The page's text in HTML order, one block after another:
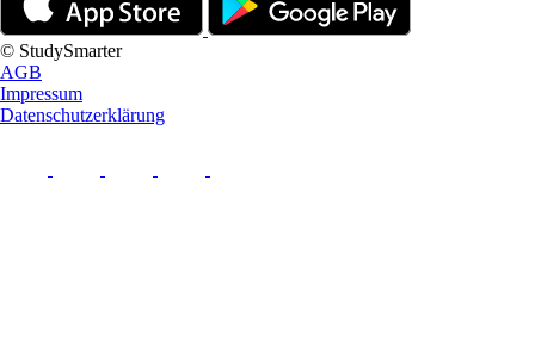
© StudySmarter
AGB
Impressum
Datenschutzerklärung